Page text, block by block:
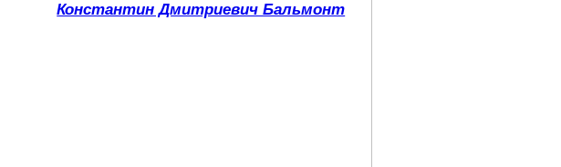
Константин Дмитриевич Бальмонт